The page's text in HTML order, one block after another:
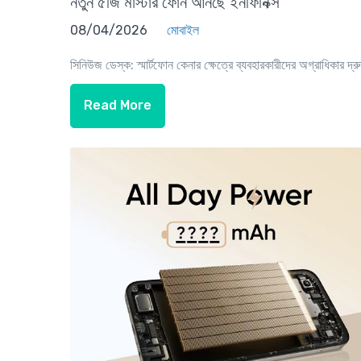
08/04/2026 মোবাইল
সিনিউজ ডেস্ক: স্মার্টফোন কেনার ক্ষেত্রে ব্যবহারকারীদের অগ্রাধিকার
Read More